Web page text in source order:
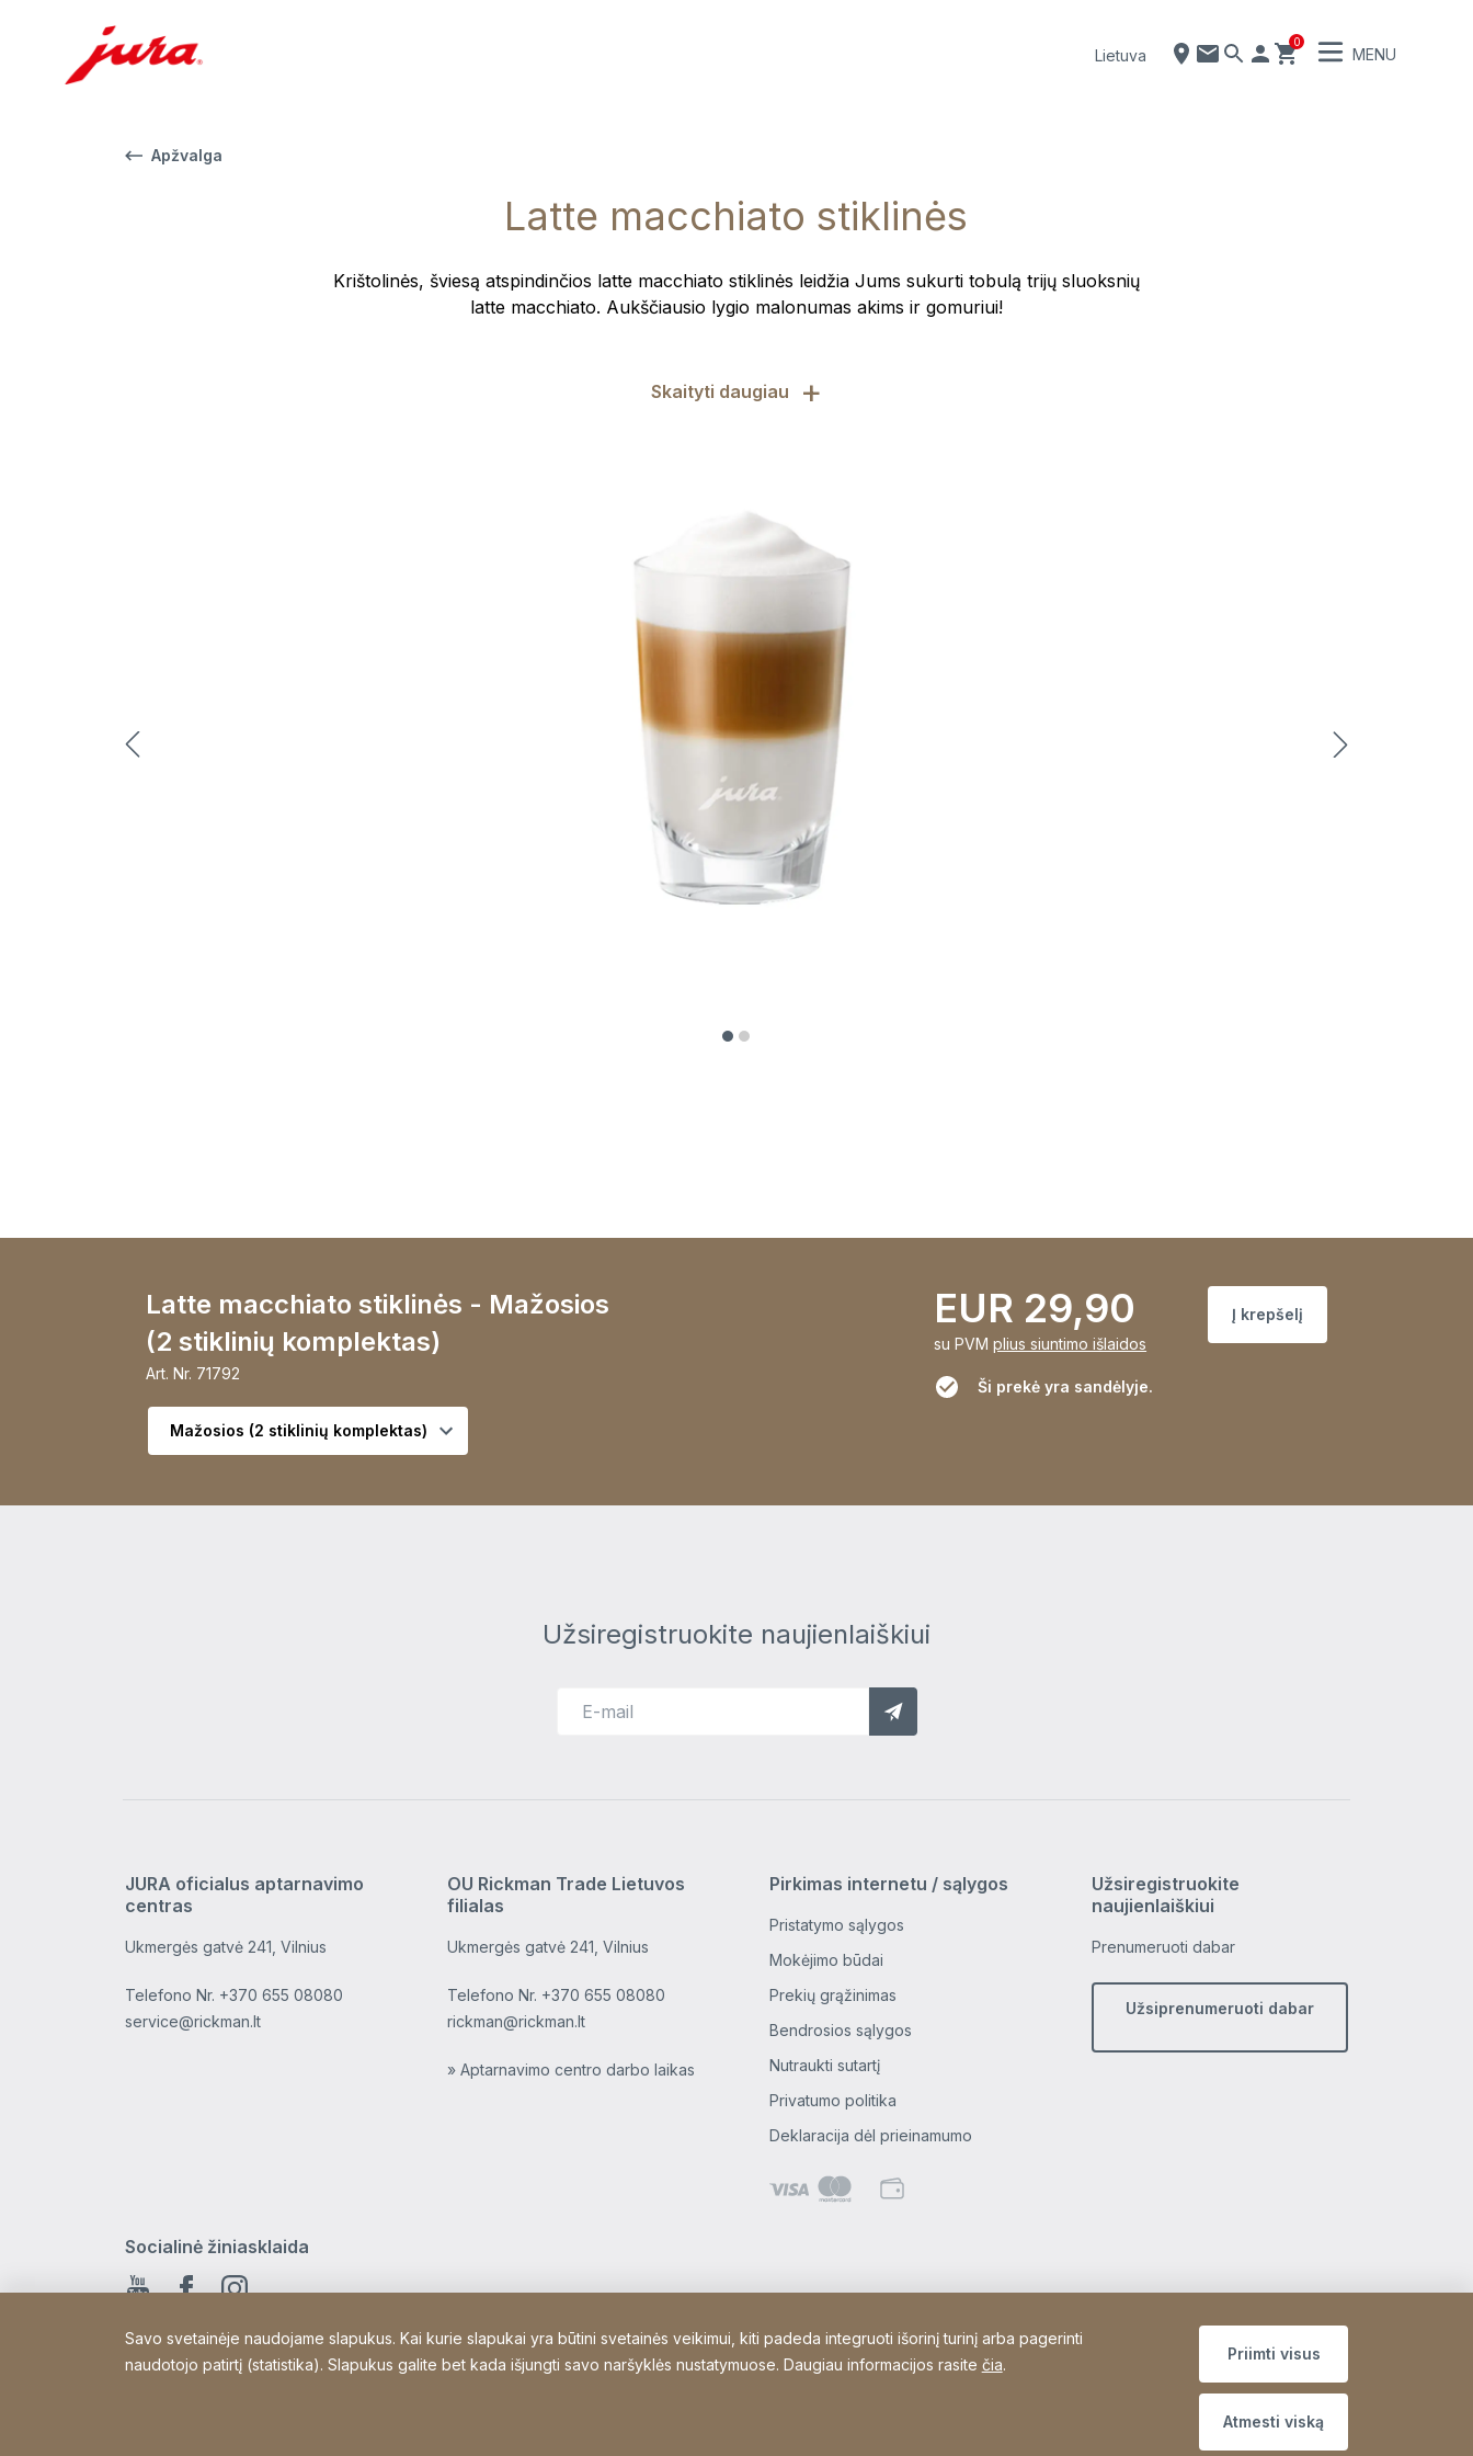
Lietuva
0
MENU
Apžvalga
Latte macchiato stiklinės
Krištolinės, šviesą atspindinčios latte macchiato stiklinės leidžia Jums sukurti tobulą trijų sluoksnių
latte macchiato. Aukščiausio lygio malonumas akims ir gomuriui!
Skaityti daugiau +
EUR 29,90
su PVM plius siuntimo išlaidos
Į krepšelį
Ši prekė yra sandėlyje.
Pasirinkite variantą
Latte macchiato stiklinės - Mažosios
(2 stiklinių komplektas)
Art. Nr. 71792
Užsiregistruokite naujienlaiškiui
JURA oficialus aptarnavimo
centras
Ukmergės gatvė 241, Vilnius
Telefono Nr. +370 655 08080
service@rickman.lt
OU Rickman Trade Lietuvos
filialas
Ukmergės gatvė 241, Vilnius
Telefono Nr. +370 655 08080
rickman@rickman.lt
» Aptarnavimo centro darbo laikas
Pirkimas internetu / sąlygos
Pristatymo sąlygos
Mokėjimo būdai
Prekių grąžinimas
Bendrosios sąlygos
Nutraukti sutartį
Privatumo politika
Deklaracija dėl prieinamumo
Užsiregistruokite
naujienlaiškiui
Prenumeruoti dabar
Užsiprenumeruoti dabar
Socialinė žiniasklaida
[Website information]
Sitemap
Savo svetainėje naudojame slapukus. Kai kurie slapukai yra būtini svetainės veikimui, kiti padeda integruoti išorinį turinį arba pagerinti
naudotojo patirtį (statistika). Slapukus galite bet kada išjungti savo naršyklės nustatymuose. Daugiau informacijos rasite čia.
Priimti visus
Atmesti viską